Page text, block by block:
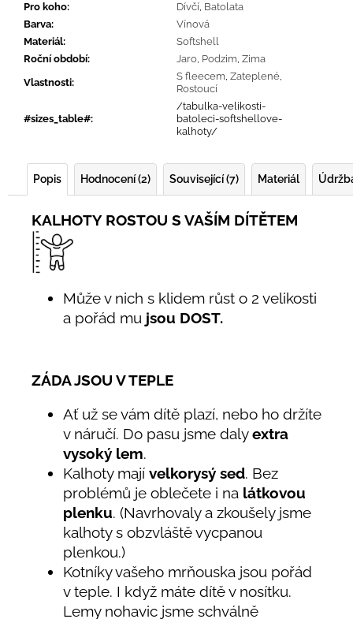
Pro koho: Dívčí, Batolata
Barva:
Vínová
Materiál:
Softshell
Roční období: Jaro, Podzim, Zima
Vlastnosti:
S fleecem, Zateplené,
Rostoucí
#sizes_table#:
/tabulka-velikosti-
batoleci-softshellove-
kalhoty/
Popis Hodnocení (2) Související (7) Materiál
KALHOTY ROSTOU S VAŠÍM DÍTĚTEM
Může v nich s klidem růst o 2 velikosti
a pořád mu jsou DOST.
ZÁDA JSOU V TEPLE
Ať už se vám dítě plazí, nebo ho držíte
v náručí. Do pasu jsme dalyextra
vysoký lem.
Kalhoty mají velkorysý sed. Bez
problémů je oblečete i na látkovou
plenku. (Navrhovaly a zkoušely jsme
kalhoty s obzvláště vycpanou
plenkou.)
Kotníky vašeho mrňouska jsou pořád
v teple. I když máte dítě v nosítku.
Lemy nohavic jsme schválně